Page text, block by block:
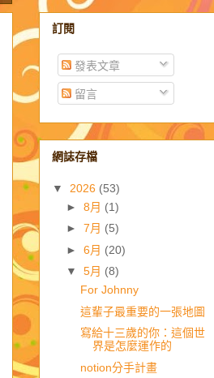
訂閱
發表文章
留言
網誌存檔
▼ 2026 (53)
► 8月 (1)
► 7月 (5)
► 6月 (20)
▼ 5月 (8)
For Johnny
這輩子最重要的一張地圖
寫給十三歲的你：這個世
界是怎麼運作的
notion分手計畫